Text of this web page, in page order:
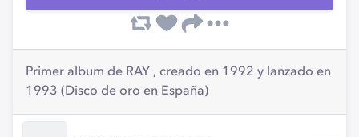
Primer album de RAY , creado en 1992 y lanzado en
1993 (Disco de oro en España)